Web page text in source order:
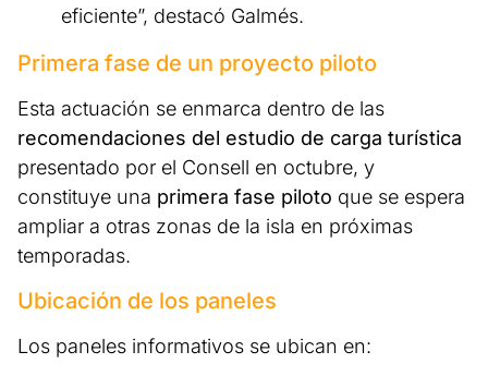
eficiente”, destacó Galmés.
Primera fase de un proyecto piloto
Esta actuación se enmarca dentro de las
recomendaciones del estudio de carga turística
presentado por el Consell en octubre, y
constituye una primera fase piloto que se espera
ampliar a otras zonas de la isla en próximas
temporadas.
Ubicación de los paneles
Los paneles informativos se ubican en: